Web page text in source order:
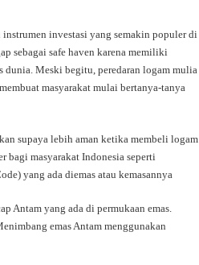
investasi yang semakin populer di
sebagai safe haven karena memiliki
Meski begitu, peredaran logam mulia
masyarakat mulai bertanya-tanya
supaya lebih aman ketika membeli logam
bagi masyarakat Indonesia seperti
yang ada diemas atau kemasannya
Antam yang ada di permukaan emas.
emas Antam menggunakan